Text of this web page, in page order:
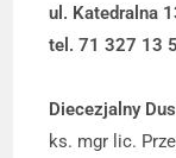
ul. Katedralna
tel. 71 327 13
Diecezjalny
ks. mgr lic.